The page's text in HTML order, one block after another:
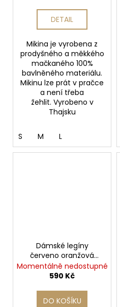
DETAIL
Mikina je vyrobena z
prodyšného a měkkého
mačkaného 100%
bavlněného materiálu.
Mikinu lze prát v pračce
a není třeba
žehlit. Vyrobeno v
Thajsku
S M L
Dámské legíny
červeno oranžová
batika
Momentálně nedostupné
590 Kč
DO KOŠÍKU